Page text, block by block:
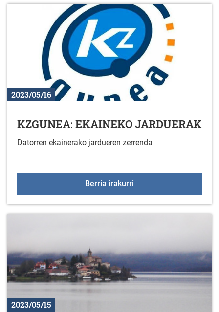
2023/05/16
KZGUNEA: EKAINEKO JARDUERAK
Datorren ekainerako jardueren zerrenda
Berria irakurri
2023/05/15